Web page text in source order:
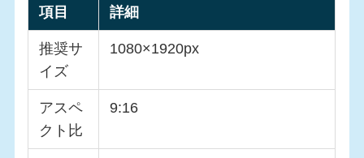
項目 詳細
推奨サ
イズ
1080×1920px
アスペ
クト比
9:16